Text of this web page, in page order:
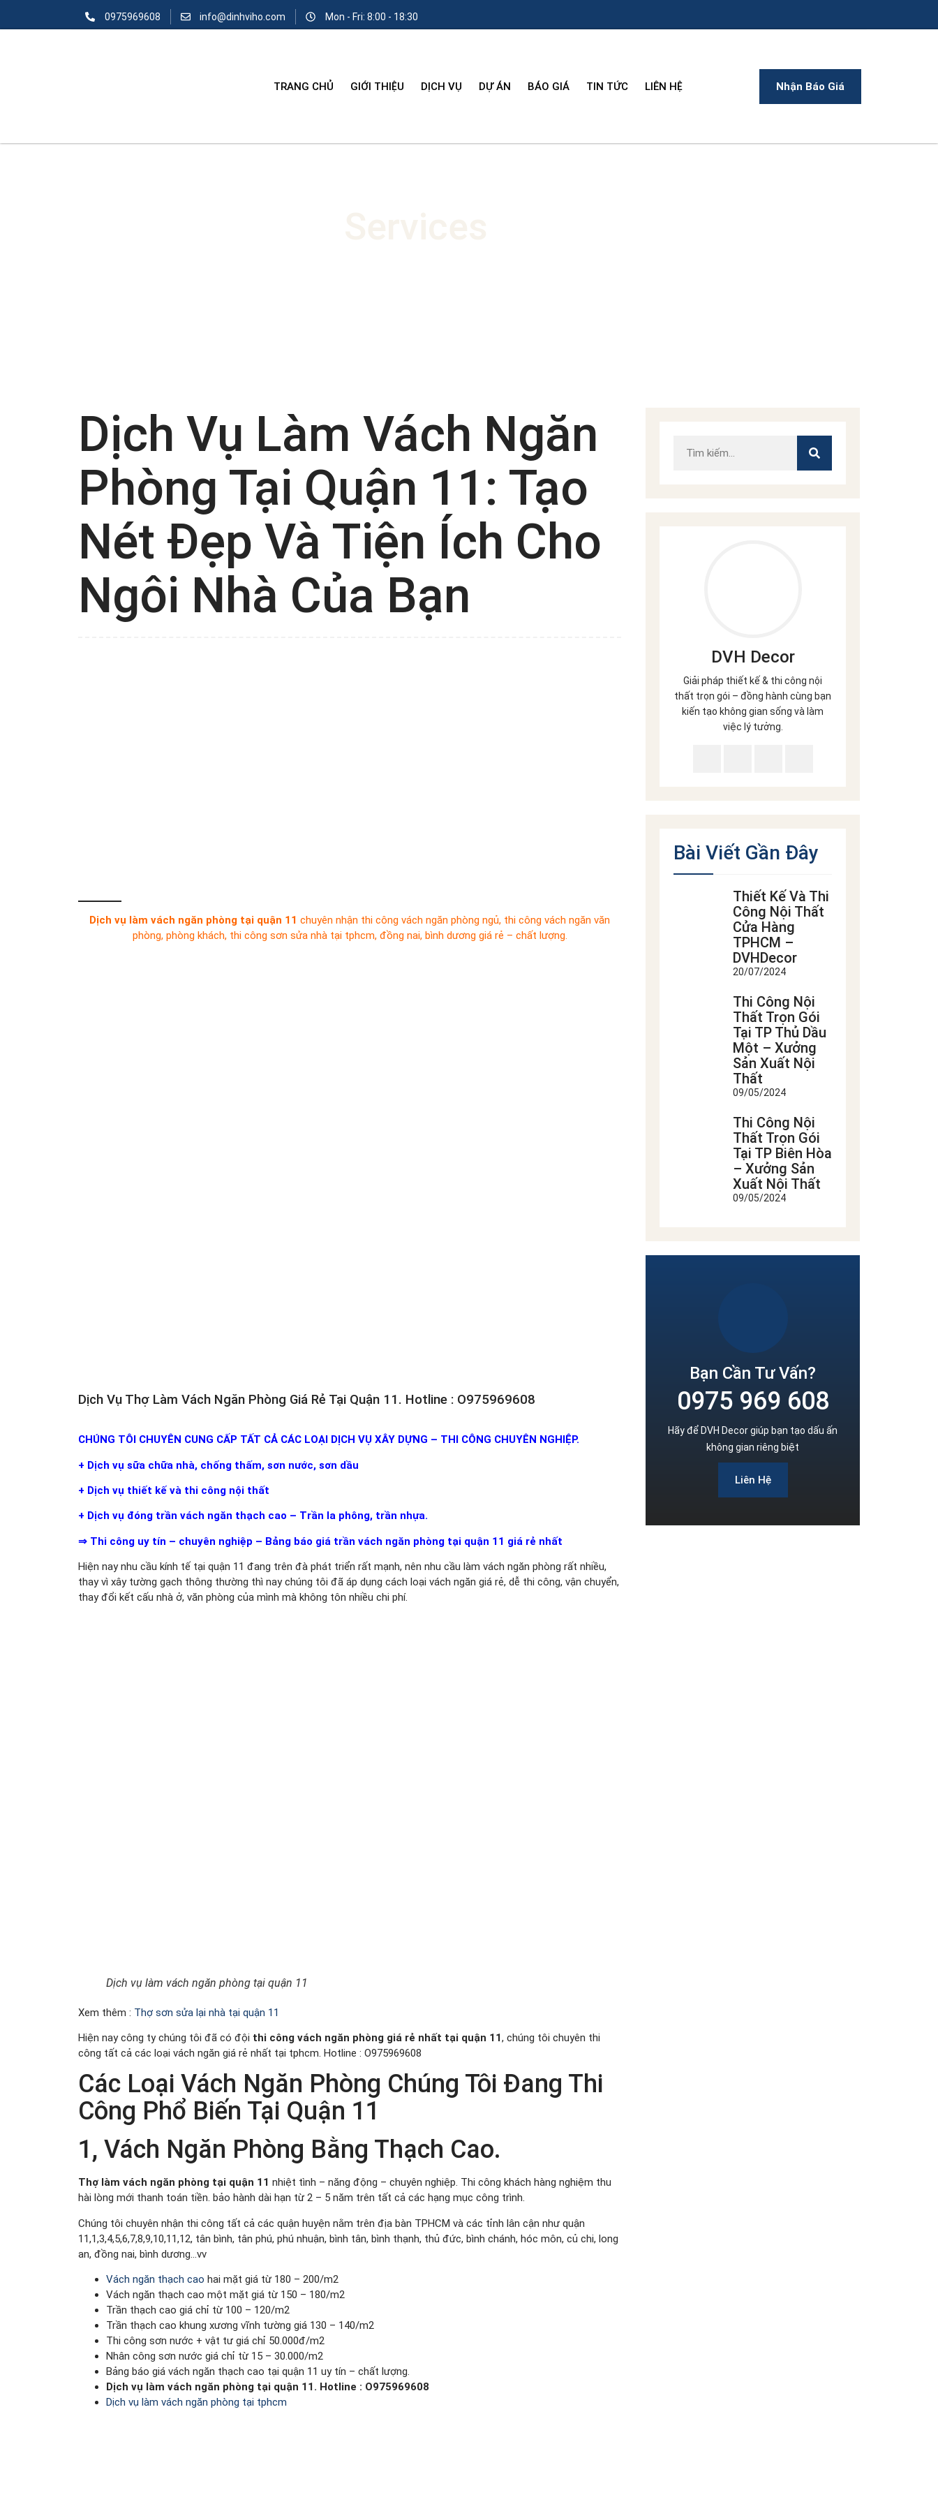
0975969608 info@dinhviho.com Mon - Fri: 8:00 - 18:30
TRANG CHỦ GIỚI THIỆU DỊCH VỤ DỰ ÁN BÁO GIÁ TIN TỨC LIÊN HỆ Nhận Báo Giá
Dịch Vụ Làm Vách Ngăn
Phòng Tại Quận 11: Tạo
Nét Đẹp Và Tiện Ích Cho
Ngôi Nhà Của Bạn
Dịch vụ làm vách ngăn phòng tại quận 11 chuyên nhận thi công vách ngăn phòng ngủ, thi công vách ngăn văn
phòng, phòng khách, thi công sơn sửa nhà tại tphcm, đồng nai, bình dương giá rẻ – chất lượng.
Dịch Vụ Thợ Làm Vách Ngăn Phòng Giá Rẻ Tại Quận 11. Hotline : O975969608
CHÚNG TÔI CHUYÊN CUNG CẤP TẤT CẢ CÁC LOẠI DỊCH VỤ XÂY DỰNG – THI CÔNG CHUYÊN NGHIỆP.
+ Dịch vụ sữa chữa nhà, chống thấm, sơn nước, sơn dầu
+ Dịch vụ thiết kế và thi công nội thất
+ Dịch vụ đóng trần vách ngăn thạch cao – Trần la phông, trần nhựa.
⇒ Thi công uy tín – chuyên nghiệp – Bảng báo giá trần vách ngăn phòng tại quận 11 giá rẻ nhất
Hiện nay nhu cầu kính tế tại quận 11 đang trên đà phát triển rất mạnh, nên nhu cầu làm vách ngăn phòng rất nhiều,
thay vì xây tường gạch thông thường thì nay chúng tôi đã áp dụng cách loại vách ngăn giá rẻ, dễ thi công, vận chuyển,
thay đổi kết cấu nhà ở, văn phòng của mình mà không tôn nhiều chi phí.
Dịch vụ làm vách ngăn phòng tại quận 11
Xem thêm : Thợ sơn sửa lại nhà tại quận 11
Hiện nay công ty chúng tôi đã có đội thi công vách ngăn phòng giá rẻ nhất tại quận 11, chúng tôi chuyên thi
công tất cả các loại vách ngăn giá rẻ nhất tại tphcm. Hotline : O975969608
Các Loại Vách Ngăn Phòng Chúng Tôi Đang Thi
Công Phổ Biến Tại Quận 11
1, Vách Ngăn Phòng Bằng Thạch Cao.
Thợ làm vách ngăn phòng tại quận 11 nhiệt tình – năng động – chuyên nghiệp. Thi công khách hàng nghiệm thu
hài lòng mới thanh toán tiền. bảo hành dài hạn từ 2 – 5 năm trên tất cả các hạng mục công trình.
Chúng tôi chuyên nhận thi công tất cả các quận huyện nằm trên địa bàn TPHCM và các tỉnh lân cận như quận
11,1,3,4,5,6,7,8,9,10,11,12, tân bình, tân phú, phú nhuận, bình tân, bình thạnh, thủ đức, bình chánh, hóc môn, củ chi, long
an, đồng nai, bình dương…vv
Vách ngăn thạch cao hai mặt giá từ 180 – 200/m2
Vách ngăn thạch cao một mặt giá từ 150 – 180/m2
Trần thạch cao giá chỉ từ 100 – 120/m2
Trần thạch cao khung xương vĩnh tường giá 130 – 140/m2
Thi công sơn nước + vật tư giá chỉ 50.000đ/m2
Nhân công sơn nước giá chỉ từ 15 – 30.000/m2
Bảng báo giá vách ngăn thạch cao tại quận 11 uy tín – chất lượng.
Dịch vụ làm vách ngăn phòng tại quận 11. Hotline : O975969608
Dịch vụ làm vách ngăn phòng tại tphcm
DVH Decor
Giải pháp thiết kế & thi công nội
thất trọn gói – đồng hành cùng bạn
kiến tạo không gian sống và làm
việc lý tưởng.
Bài Viết Gần Đây
Thiết Kế Và Thi
Công Nội Thất
Cửa Hàng
TPHCM –
DVHDecor
20/07/2024
Thi Công Nội
Thất Trọn Gói
Tại TP Thủ Dầu
Một – Xưởng
Sản Xuất Nội
Thất
09/05/2024
Thi Công Nội
Thất Trọn Gói
Tại TP Biên Hòa
– Xưởng Sản
Xuất Nội Thất
09/05/2024
Bạn Cần Tư Vấn?
0975 969 608
Hãy để DVH Decor giúp bạn tạo dấu ấn
không gian riêng biệt
Liên Hệ